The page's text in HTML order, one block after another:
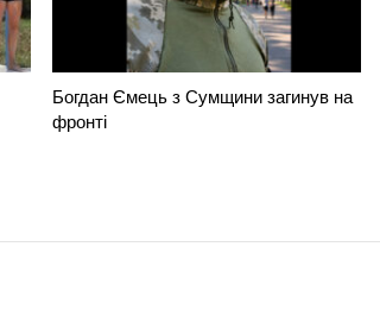
Богдан Ємець з Сумщини загинув на
фронті